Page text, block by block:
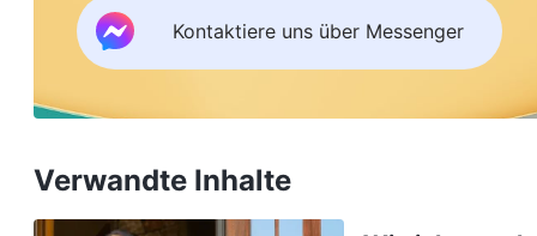
für unseren langsamen Fortschritt nach, und
Wahrheitsgrundsätze heraus, um darüber
die Teamleiterin keine Last trug, wies ich sie
tun. Danach planten wir die Arbeit gemeinsam,
Kontaktiere uns über Messenger
Verwandte Inhalte